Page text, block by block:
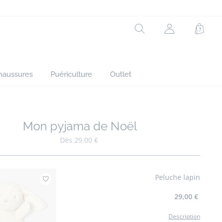
Rechercher
Mon
Puériculture Outlet
Ajouter à mes favoris : Mon pyjama de Noël
Mon pyjama de Noël
Dès 29,00 €
Ajouter à mes favoris : Peluche lapin
Peluche lapin
29,00 €
Description